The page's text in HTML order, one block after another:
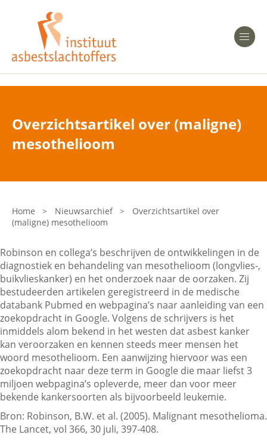
Heeft u Mesothelioom?
Heeft u Asbestose?
Bent u arts?
Asbest en Gezondheid
Laatste nieuws
Onze organisatie
Veelgestelde vragen
Contactgegevens
Zoeken
Overzichtsartikel over (maligne)
mesothelioom
Home > Nieuwsarchief >
Overzichtsartikel over
(maligne) mesothelioom
Robinson en collega’s beschrijven de ontwikkelingen in de
diagnostiek en behandeling van mesothelioom (longvlies-,
buikvlieskanker) en het onderzoek naar de oorzaken. Zij
bestudeerden artikelen geregistreerd in de medische
databank Pubmed en webpagina’s naar aanleiding van een
zoekopdracht in Google. Volgens de schrijvers is het
inmiddels alom bekend in het westen dat asbest kanker
kan veroorzaken en kennen steeds meer mensen het
woord mesothelioom. Een aanwijzing hiervoor was een
zoekopdracht naar deze term in Google die maar liefst 3
miljoen webpagina’s opleverde, meer dan voor meer
bekende kankersoorten als bijvoorbeeld leukemie.
Bron: Robinson, B.W. et al. (2005). Malignant mesothelioma.
The Lancet, vol 366, 30 juli, 397-408.